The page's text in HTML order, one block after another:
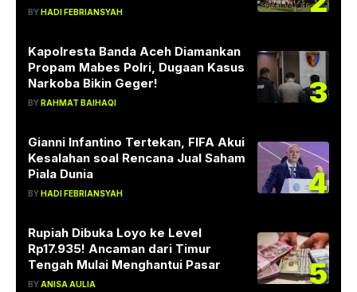
BYHADI FEBRIANSYAH
Kapolresta Banda Aceh Diamankan
Propam Mabes Polri, Dugaan Kasus
Narkoba Bikin Geger!
BYRAHMAT BAIHAQI 3
Gianni Infantino Tertekan, FIFA Akui
Kesalahan soal Rencana Jual Saham
Piala Dunia
BYHADI FEBRIANSYAH 4
Rupiah Dibuka Loyo ke Level
Rp17.935! Ancaman dari Timur
Tengah Mulai Menghantui Pasar
BYANISA AULIA 5